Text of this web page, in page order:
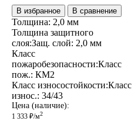
В избранное В сравнение
Толщина: 2,0 мм
Толщина защитного
слоя:Защ. слой: 2,0 мм
Класс
пожаробезопасности:Класс
пож.: КМ2
Класс износостойкости:Класс
износ.: 34/43
Цена (наличие):
1 333 ₽/м2